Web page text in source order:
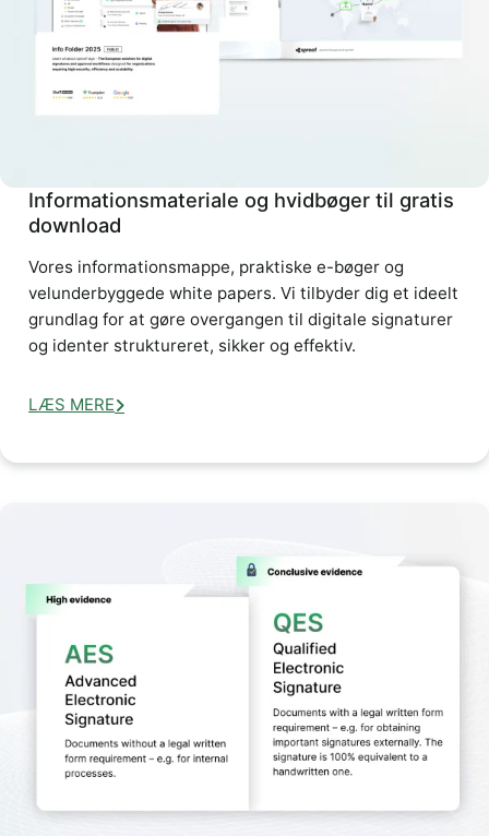
Informationsmateriale og hvidbøger til gratis
download
Vores informationsmappe, praktiske e-bøger og
velunderbyggede white papers. Vi tilbyder dig et ideelt
grundlag for at gøre overgangen til digitale signaturer
og identer struktureret, sikker og effektiv.
LÆS MERE